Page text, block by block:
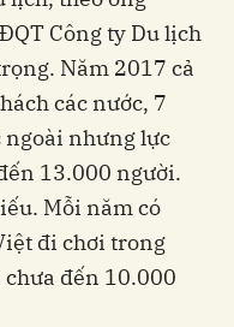
Công ty Du lịch
Năm 2017 cả
các nước, 7
nhưng lực
13.000 người.
Mỗi năm có
đi chơi trong
đến 10.000